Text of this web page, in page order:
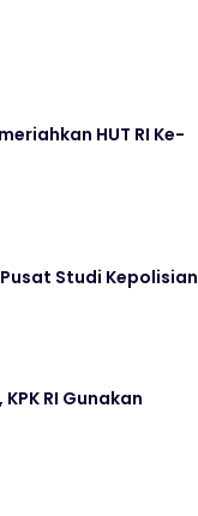
HUT RI Ke-
Studi Kepolisian
RI Gunakan